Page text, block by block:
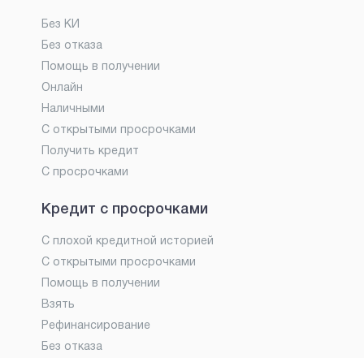
Без КИ
Без отказа
Помощь в получении
Онлайн
Наличными
С открытыми просрочками
Получить кредит
С просрочками
Кредит с просрочками
С плохой кредитной историей
С открытыми просрочками
Помощь в получении
Взять
Рефинансирование
Без отказа